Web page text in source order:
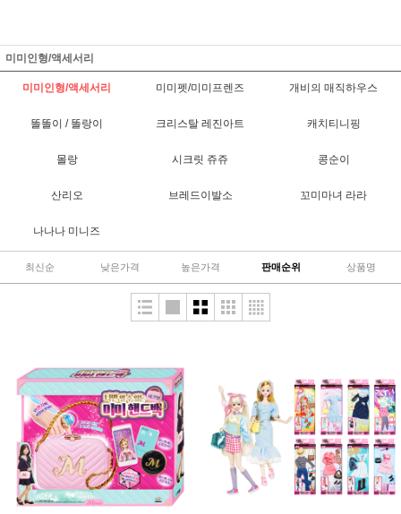
미미인형/액세서리
미미인형/액세서리 미미펫/미미프렌즈 개비의 매직하우스
똘똘이 / 똘랑이 크리스탈 레진아트 캐치티니핑
몰랑 시크릿 쥬쥬 콩순이
산리오 브레드이발소 꼬미마녀 라라
나나나 미니즈
최신순 낮은가격 높은가격 판매순위 상품명